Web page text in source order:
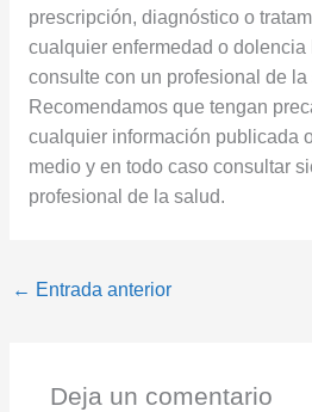
prescripción, diagnóstico o
cualquier enfermedad o
consulte con un profesional de la
Recomendamos que tengan
cualquier información publicada
medio y en todo caso consultar
profesional de la salud.
← Entrada anterior
Deja un comentario